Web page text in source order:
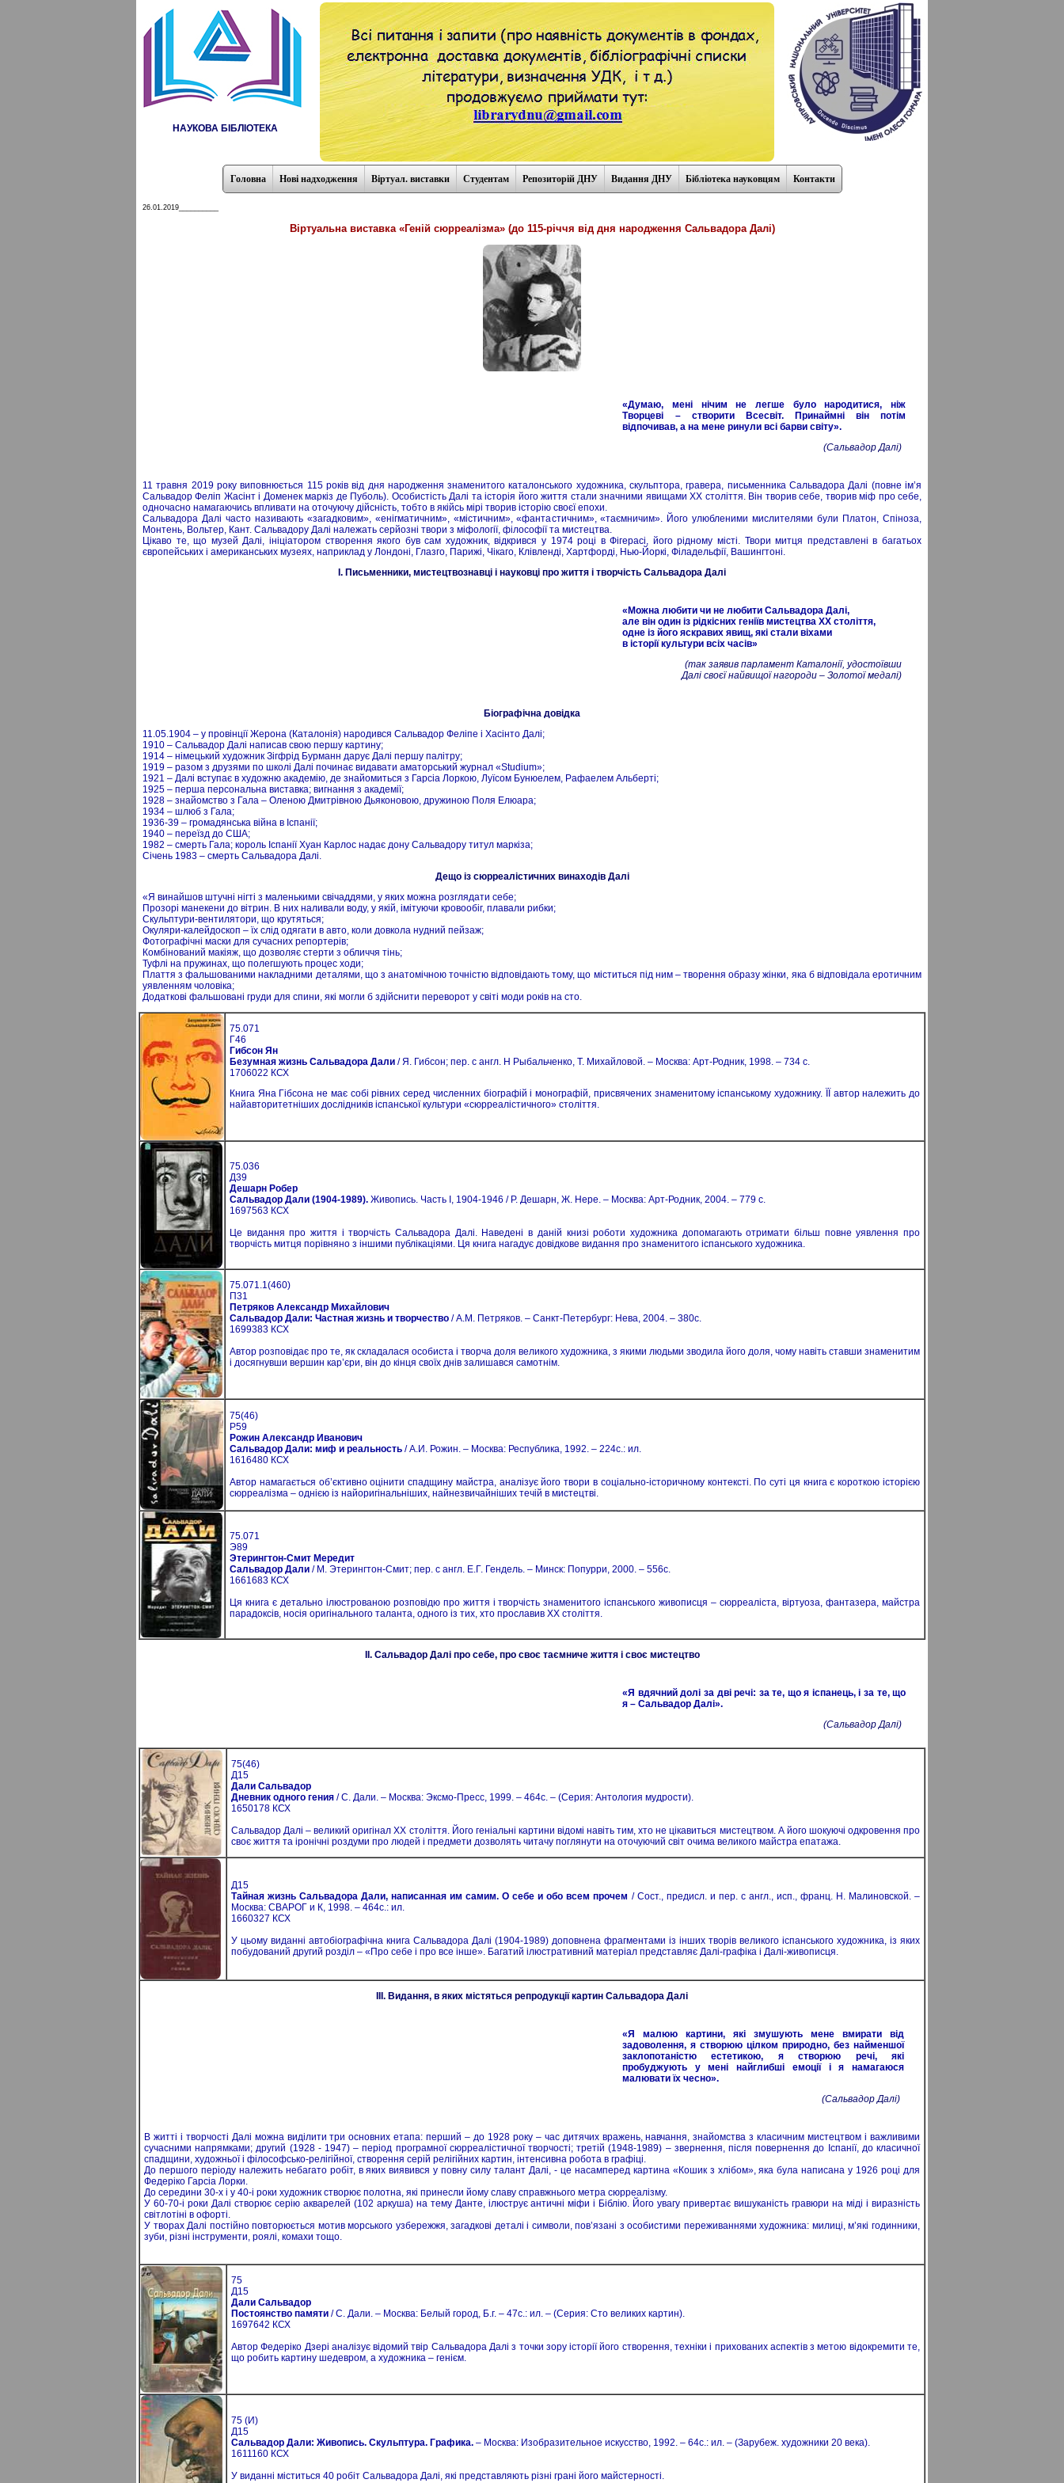
НАУКОВА БІБЛІОТЕКА
Головна Нові надходження Віртуал. виставки Студентам Репозиторій ДНУ Видання ДНУ Бібліотека науковцям Контакти
26.01.2019__________
Віртуальна виставка «Геній сюрреалізма» (до 115-річчя від дня народження Сальвадора Далі)
«Думаю, мені нічим не легше було народитися, ніж
Творцеві – створити Всесвіт. Принаймні він потім
відпочивав, а на мене ринули всі барви світу».
(Сальвадор Далі)
11 травня 2019 року виповнюється 115 років від дня народження знаменитого каталонського художника, скульптора, гравера, письменника Сальвадора Далі (повне ім’я
Сальвадор Феліп Жасінт і Доменек маркіз де Пуболь). Особистість Далі та історія його життя стали значними явищами XX століття. Він творив себе, творив міф про себе,
одночасно намагаючись впливати на оточуючу дійсність, тобто в якійсь мірі творив історію своєї епохи.
Сальвадора Далі часто називають «загадковим», «енігматичним», «містичним», «фантастичним», «таємничим». Його улюбленими мислителями були Платон, Спіноза,
Монтень, Вольтер, Кант. Сальвадору Далі належать серйозні твори з міфології, філософії та мистецтва.
Цікаво те, що музей Далі, ініціатором створення якого був сам художник, відкрився у 1974 році в Фігерасі, його рідному місті. Твори митця представлені в багатьох
європейських і американських музеях, наприклад у Лондоні, Глазго, Парижі, Чікаго, Клівленді, Хартфорді, Нью-Йоркі, Філадельфії, Вашингтоні.
I. Письменники, мистецтвознавці і науковці про життя і творчість Сальвадора Далі
«Можна любити чи не любити Сальвадора Далі,
але він один із рідкісних геніїв мистецтва XX століття,
одне із його яскравих явищ, які стали віхами
в історії культури всіх часів»
(так заявив парламент Каталонії, удостоївши
Далі своєї найвищої нагороди – Золотої медалі)
Біографічна довідка
11.05.1904 – у провінції Жерона (Каталонія) народився Сальвадор Феліпе і Хасінто Далі;
1910 – Сальвадор Далі написав свою першу картину;
1914 – німецький художник Зігфрід Бурманн дарує Далі першу палітру;
1919 – разом з друзями по школі Далі починає видавати аматорський журнал «Studium»;
1921 – Далі вступає в художню академію, де знайомиться з Гарсіа Лоркою, Луїсом Бунюелем, Рафаелем Альберті;
1925 – перша персональна виставка; вигнання з академії;
1928 – знайомство з Гала – Оленою Дмитрівною Дьяконовою, дружиною Поля Елюара;
1934 – шлюб з Гала;
1936-39 – громадянська війна в Іспанії;
1940 – переїзд до США;
1982 – смерть Гала; король Іспанії Хуан Карлос надає дону Сальвадору титул маркіза;
Січень 1983 – смерть Сальвадора Далі.
Дещо із сюрреалістичних винаходів Далі
«Я винайшов штучні нігті з маленькими свічаддями, у яких можна розглядати себе;
Прозорі манекени до вітрин. В них наливали воду, у якій, імітуючи кровообіг, плавали рибки;
Скульптури-вентилятори, що крутяться;
Окуляри-калейдоскоп – їх слід одягати в авто, коли довкола нудний пейзаж;
Фотографічні маски для сучасних репортерів;
Комбінований макіяж, що дозволяє стерти з обличчя тінь;
Туфлі на пружинах, що полегшують процес ходи;
Плаття з фальшованими накладними деталями, що з анатомічною точністю відповідають тому, що міститься під ним – творення образу жінки, яка б відповідала еротичним
уявленням чоловіка;
Додаткові фальшовані груди для спини, які могли б здійснити переворот у світі моди років на сто.
75.071
Г46
Гибсон Ян
Безумная жизнь Сальвадора Дали / Я. Гибсон; пер. с англ. Н Рыбальченко, Т. Михайловой. – Москва: Арт-Родник, 1998. – 734 с.
1706022 КСХ
Книга Яна Гібсона не має собі рівних серед численних біографій і монографій, присвячених знаменитому іспанському художнику. ЇЇ автор належить до
найавторитетніших дослідників іспанської культури «сюрреалістичного» століття.
75.036
Д39
Дешарн Робер
Сальвадор Дали (1904-1989). Живопись. Часть I, 1904-1946 / Р. Дешарн, Ж. Нере. – Москва: Арт-Родник, 2004. – 779 с.
1697563 КСХ
Це видання про життя і творчість Сальвадора Далі. Наведені в даній книзі роботи художника допомагають отримати більш повне уявлення про
творчість митця порівняно з іншими публікаціями. Ця книга нагадує довідкове видання про знаменитого іспанського художника.
75.071.1(460)
П31
Петряков Александр Михайлович
Сальвадор Дали: Частная жизнь и творчество / А.М. Петряков. – Санкт-Петербург: Нева, 2004. – 380с.
1699383 КСХ
Автор розповідає про те, як складалася особиста і творча доля великого художника, з якими людьми зводила його доля, чому навіть ставши знаменитим
і досягнувши вершин кар’єри, він до кінця своїх днів залишався самотнім.
75(46)
Р59
Рожин Александр Иванович
Сальвадор Дали: миф и реальность / А.И. Рожин. – Москва: Республика, 1992. – 224с.: ил.
1616480 КСХ
Автор намагається об’єктивно оцінити спадщину майстра, аналізує його твори в соціально-історичному контексті. По суті ця книга є короткою історією
сюрреалізма – однією із найоригінальніших, найнезвичайніших течій в мистецтві.
75.071
Э89
Этерингтон-Смит Мередит
Сальвадор Дали / М. Этерингтон-Смит; пер. с англ. Е.Г. Гендель. – Минск: Попурри, 2000. – 556с.
1661683 КСХ
Ця книга є детально ілюстрованою розповідю про життя і творчість знаменитого іспанського живописця – сюрреаліста, віртуоза, фантазера, майстра
парадоксів, носія оригінального таланта, одного із тих, хто прославив XX століття.
II. Сальвадор Далі про себе, про своє таємниче життя і своє мистецтво
«Я вдячний долі за дві речі: за те, що я іспанець, і за те, що
я – Сальвадор Далі».
(Сальвадор Далі)
75(46)
Д15
Дали Сальвадор
Дневник одного гения / С. Дали. – Москва: Эксмо-Пресс, 1999. – 464с. – (Серия: Антология мудрости).
1650178 КСХ
Сальвадор Далі – великий оригінал XX століття. Його геніальні картини відомі навіть тим, хто не цікавиться мистецтвом. А його шокуючі одкровення про
своє життя та іронічні роздуми про людей і предмети дозволять читачу поглянути на оточуючий світ очима великого майстра епатажа.
Д15
Тайная жизнь Сальвадора Дали, написанная им самим. О себе и обо всем прочем / Сост., предисл. и пер. с англ., исп., франц. Н. Малиновской. –
Москва: СВАРОГ и К, 1998. – 464с.: ил.
1660327 КСХ
У цьому виданні автобіографічна книга Сальвадора Далі (1904-1989) доповнена фрагментами із інших творів великого іспанського художника, із яких
побудований другий розділ – «Про себе і про все інше». Багатий ілюстративний матеріал представляє Далі-графіка і Далі-живописця.
III. Видання, в яких містяться репродукції картин Сальвадора Далі
«Я малюю картини, які змушують мене вмирати від
задоволення, я створюю цілком природно, без найменшої
заклопотаністю естетикою, я створюю речі, які
пробуджують у мені найглибші емоції і я намагаюся
малювати їх чесно».
(Сальвадор Далі)
В житті і творчості Далі можна виділити три основних етапа: перший – до 1928 року – час дитячих вражень, навчання, знайомства з класичним мистецтвом і важливими
сучасними напрямками; другий (1928 - 1947) – період програмної сюрреалістичної творчості; третій (1948-1989) – звернення, після повернення до Іспанії, до класичної
спадщини, художньої і філософсько-релігійної, створення серій релігійних картин, інтенсивна робота в графіці.
До першого періоду належить небагато робіт, в яких виявився у повну силу талант Далі, - це насамперед картина «Кошик з хлібом», яка була написана у 1926 році для
Федеріко Гарсіа Лорки.
До середини 30-х і у 40-і роки художник створює полотна, які принесли йому славу справжнього метра сюрреалізму.
У 60-70-і роки Далі створює серію акварелей (102 аркуша) на тему Данте, ілюструє античні міфи і Біблію. Його увагу привертає вишуканість гравюри на міді і виразність
світлотіні в офорті.
У творах Далі постійно повторюється мотив морського узбережжя, загадкові деталі і символи, пов’язані з особистими переживаннями художника: милиці, м’які годинники,
зуби, різні інструменти, роялі, комахи тощо.
75
Д15
Дали Сальвадор
Постоянство памяти / С. Дали. – Москва: Белый город, Б.г. – 47с.: ил. – (Серия: Сто великих картин).
1697642 КСХ
Автор Федеріко Дзері аналізує відомий твір Сальвадора Далі з точки зору історії його створення, техніки і прихованих аспектів з метою відокремити те,
що робить картину шедевром, а художника – генієм.
75 (И)
Д15
Сальвадор Дали: Живопись. Скульптура. Графика. – Москва: Изобразительное искусство, 1992. – 64с.: ил. – (Зарубеж. художники 20 века).
1611160 КСХ
У виданні міститься 40 робіт Сальвадора Далі, які представляють різні грані його майстерності.